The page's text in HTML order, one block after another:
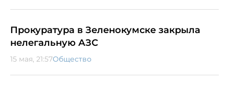
Прокуратура в Зеленокумске закрыла
нелегальную АЗС
15 мая, 21:57Общество